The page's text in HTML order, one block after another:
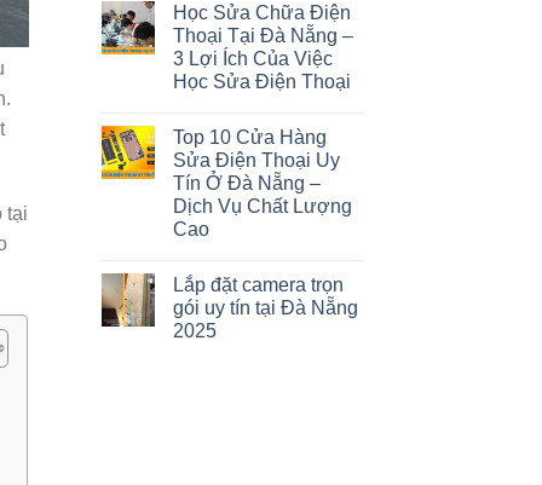
tại
Học Sửa Chữa Điện
Thoại Tại Đà Nẵng –
3 Lợi Ích Của Việc
Học Sửa Điện Thoại
Top 10 Cửa Hàng
Sửa Điện Thoại Uy
Tín Ở Đà Nẵng –
Dịch Vụ Chất Lượng
Cao
Lắp đặt camera trọn
gói uy tín tại Đà Nẵng
2025